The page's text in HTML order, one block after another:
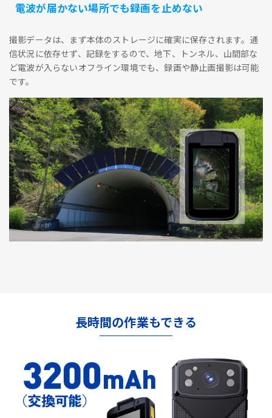
電波が届かない場所でも録画を止めない
撮影データは、まず本体のストレージに確実に保存されます。通
信状況に依存せず、記録をするので、地下、トンネル、山間部な
ど電波が入らないオフライン環境でも、録画や静止画撮影は可能
です。
長時間の作業もできる